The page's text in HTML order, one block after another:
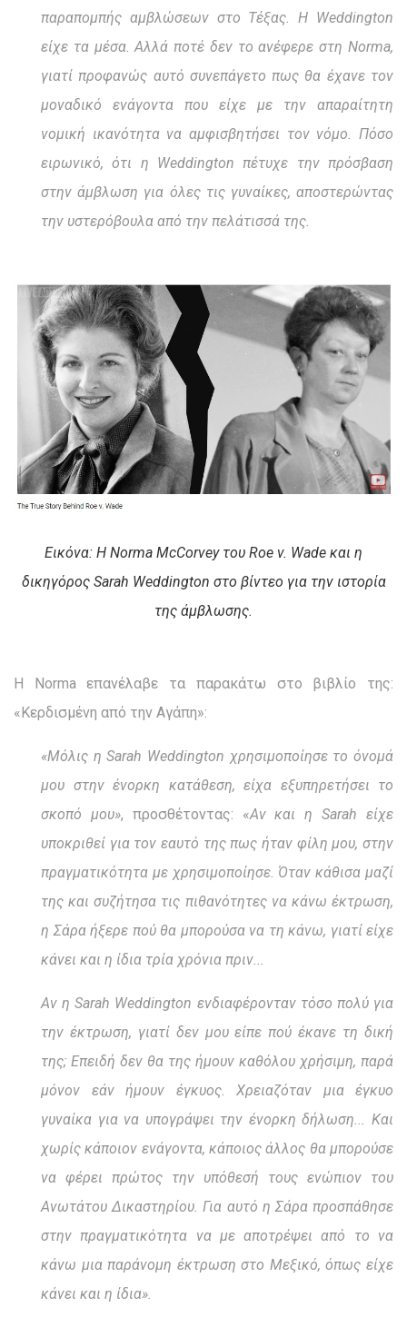
παραπομπής αμβλώσεων στο Τέξας. Η Weddington
είχε τα μέσα. Αλλά ποτέ δεν το ανέφερε στη Norma,
γιατί προφανώς αυτό συνεπάγετο πως θα έχανε τον
μοναδικό ενάγοντα που είχε με την απαραίτητη
νομική ικανότητα να αμφισβητήσει τον νόμο. Πόσο
ειρωνικό, ότι η Weddington πέτυχε την πρόσβαση
στην άμβλωση για όλες τις γυναίκες, αποστερώντας
την υστερόβουλα από την πελάτισσά της.
Εικόνα: Η Norma McCorvey του Roe v. Wade και η
δικηγόρος Sarah Weddington στο βίντεο για την ιστορία
της άμβλωσης.
Η Norma επανέλαβε τα παρακάτω στο βιβλίο της:
«Κερδισμένη από την Αγάπη»:
«Μόλις η Sarah Weddington χρησιμοποίησε το όνομά
μου στην ένορκη κατάθεση, είχα εξυπηρετήσει το
σκοπό μου», προσθέτοντας: «Αν και η Sarah είχε
υποκριθεί για τον εαυτό της πως ήταν φίλη μου, στην
πραγματικότητα με χρησιμοποίησε. Όταν κάθισα μαζί
της και συζήτησα τις πιθανότητες να κάνω έκτρωση,
η Σάρα ήξερε πού θα μπορούσα να τη κάνω, γιατί είχε
κάνει και η ίδια τρία χρόνια πριν...
Αν η Sarah Weddington ενδιαφέρονταν τόσο πολύ για
την έκτρωση, γιατί δεν μου είπε πού έκανε τη δική
της; Επειδή δεν θα της ήμουν καθόλου χρήσιμη, παρά
μόνον εάν ήμουν έγκυος. Χρειαζόταν μια έγκυο
γυναίκα για να υπογράψει την ένορκη δήλωση... Και
χωρίς κάποιον ενάγοντα, κάποιος άλλος θα μπορούσε
να φέρει πρώτος την υπόθεσή τους ενώπιον του
Ανωτάτου Δικαστηρίου. Για αυτό η Σάρα προσπάθησε
στην πραγματικότητα να με αποτρέψει από το να
κάνω μια παράνομη έκτρωση στο Μεξικό, όπως είχε
κάνει και η ίδια».